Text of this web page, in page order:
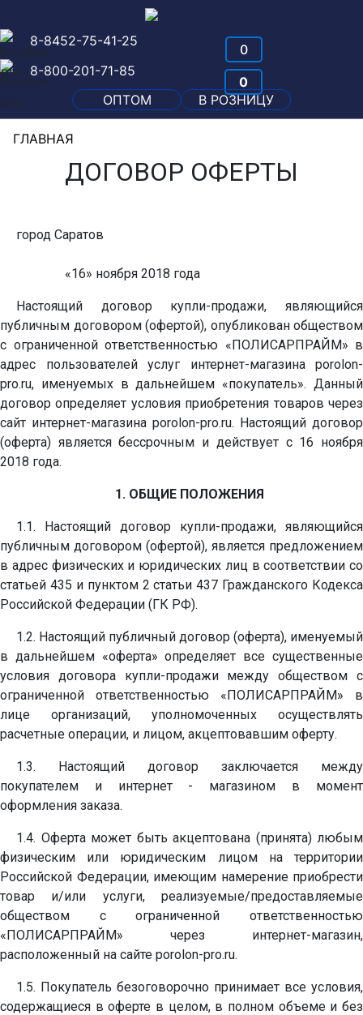
0
0
ОПТОМ
В РОЗНИЦУ
8-800-201-71-85
8-8452-75-41-25
ГЛАВНАЯ
ДОГОВОР ОФЕРТЫ
город Саратов
«16» ноября 2018 года
Настоящий договор купли-продажи, являющийся
публичным договором (офертой), опубликован обществом
с ограниченной ответственностью «ПОЛИСАРПРАЙМ» в
адрес пользователей услуг интернет-магазина porolon-
pro.ru, именуемых в дальнейшем «покупатель». Данный
договор определяет условия приобретения товаров через
сайт интернет-магазина porolon-pro.ru. Настоящий договор
(оферта) является бессрочным и действует с 16 ноября
2018 года.
1. ОБЩИЕ ПОЛОЖЕНИЯ
1.1. Настоящий договор купли-продажи, являющийся
публичным договором (офертой), является предложением
в адрес физических и юридических лиц в соответствии со
статьей 435 и пунктом 2 статьи 437 Гражданского Кодекса
Российской Федерации (ГК РФ).
1.2. Настоящий публичный договор (оферта), именуемый
в дальнейшем «оферта» определяет все существенные
условия договора купли-продажи между обществом с
ограниченной ответственностью «ПОЛИСАРПРАЙМ» в
лице организаций, уполномоченных осуществлять
расчетные операции, и лицом, акцептовавшим оферту.
1.3. Настоящий договор заключается между
покупателем и интернет - магазином в момент
оформления заказа.
1.4. Оферта может быть акцептована (принята) любым
физическим или юридическим лицом на территории
Российской Федерации, имеющим намерение приобрести
товар и/или услуги, реализуемые/предоставляемые
обществом с ограниченной ответственностью
«ПОЛИСАРПРАЙМ» через интернет-магазин,
расположенный на сайте porolon-pro.ru.
1.5. Покупатель безоговорочно принимает все условия,
содержащиеся в оферте в целом, в полном объеме и без